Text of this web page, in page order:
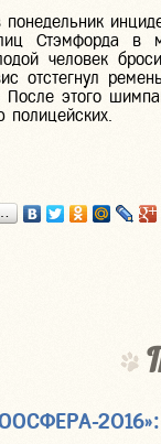
Стэмфорда в
человек
отстегнул
После этого